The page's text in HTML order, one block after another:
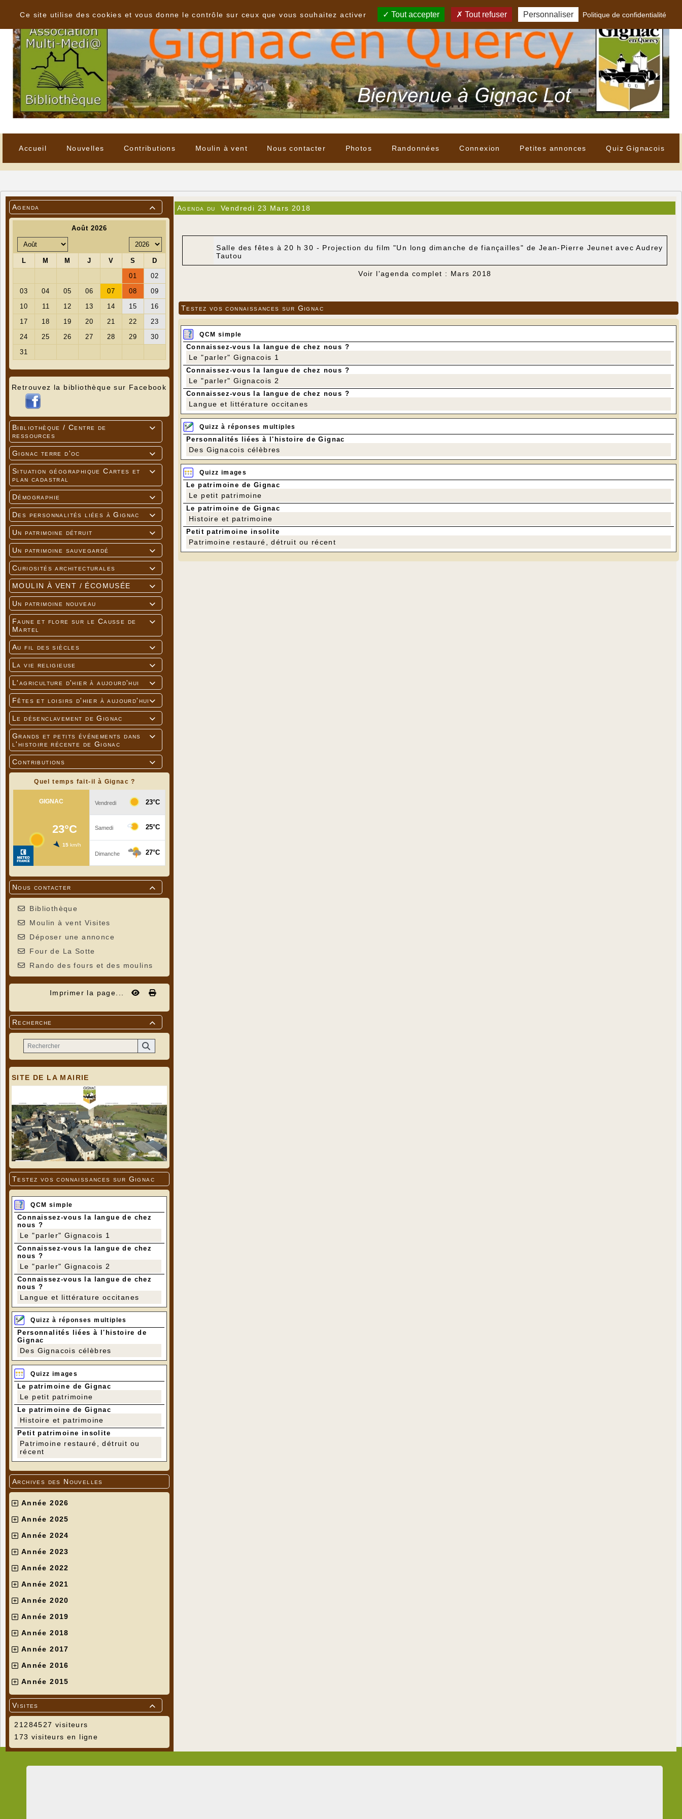
Accueil Nouvelles Contributions Moulin à vent Nous contacter Photos Randonnées Connexion Petites annonces Quiz Gignacois

Agenda
Retrouvez la bibliothèque sur Facebook

Bibliothèque / Centre de
ressources

Gignac terre d'oc

Situation géographique Cartes et
plan cadastral

Démographie

Des personnalités liées à Gignac

Un patrimoine détruit

Un patrimoine sauvegardé

Curiosités architecturales

MOULIN À VENT / ÉCOMUSÉE

Un patrimoine nouveau

Faune et flore sur le Causse de
Martel

Au fil des siècles

La vie religieuse

L'agriculture d'hier à aujourd'hui

Fêtes et loisirs d'hier à aujourd'hui

Le désenclavement de Gignac

Grands et petits événements dans
l'histoire récente de Gignac

Contributions
Quel temps fait-il à Gignac ?

Nous contacter
Bibliothèque
Moulin à vent Visites
Déposer une annonce
Four de La Sotte
Rando des fours et des moulins
Imprimer la page...

Recherche
SITE DE LA MAIRIE
Testez vos connaissances sur Gignac
QCM simple
Connaissez-vous la langue de chez
nous ?
Le "parler" Gignacois 1
Connaissez-vous la langue de chez
nous ?
Le "parler" Gignacois 2
Connaissez-vous la langue de chez
nous ?
Langue et littérature occitanes
Quizz à réponses multiples
Personnalités liées à l'histoire de
Gignac
Des Gignacois célèbres
Quizz images
Le patrimoine de Gignac
Le petit patrimoine
Le patrimoine de Gignac
Histoire et patrimoine
Petit patrimoine insolite
Patrimoine restauré, détruit ou
récent
Archives des Nouvelles
Année 2026
Année 2025
Année 2024
Année 2023
Année 2022
Année 2021
Année 2020
Année 2019
Année 2018
Année 2017
Année 2016
Année 2015

Visites
21284527 visiteurs
173 visiteurs en ligne
Agenda du Vendredi 23 Mars 2018
Salle des fêtes à 20 h 30 - Projection du film "Un long dimanche de fiançailles" de Jean-Pierre Jeunet avec Audrey
Tautou
Voir l'agenda complet : Mars 2018
Testez vos connaissances sur Gignac
QCM simple
Connaissez-vous la langue de chez nous ?
Le "parler" Gignacois 1
Connaissez-vous la langue de chez nous ?
Le "parler" Gignacois 2
Connaissez-vous la langue de chez nous ?
Langue et littérature occitanes
Quizz à réponses multiples
Personnalités liées à l'histoire de Gignac
Des Gignacois célèbres
Quizz images
Le patrimoine de Gignac
Le petit patrimoine
Le patrimoine de Gignac
Histoire et patrimoine
Petit patrimoine insolite
Patrimoine restauré, détruit ou récent
Ce site utilise des cookies et vous donne le contrôle sur ceux que vous souhaitez activer
Tout accepter Tout refuser Personnaliser Politique de confidentialité